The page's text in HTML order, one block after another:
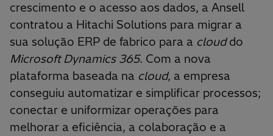
crescimento e o acesso aos dados, a Ansell
contratou a Hitachi Solutions para migrar a
sua solução ERP de fabrico para a clouddo
Microsoft Dynamics 365. Com a nova
plataforma baseada na cloud, a empresa
conseguiu automatizar e simplificar processos;
conectar e uniformizar operações para
melhorar a eficiência, a colaboração e a